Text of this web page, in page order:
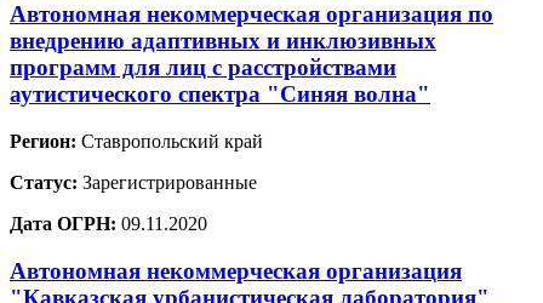
Автономная некоммерческая организация по
внедрению адаптивных и инклюзивных
программ для лиц с расстройствами
аутистического спектра "Синяя волна"
Регион: Ставропольский край
Статус: Зарегистрированные
Дата ОГРН: 09.11.2020
Автономная некоммерческая организация
"Кавказская урбанистическая лаборатория"